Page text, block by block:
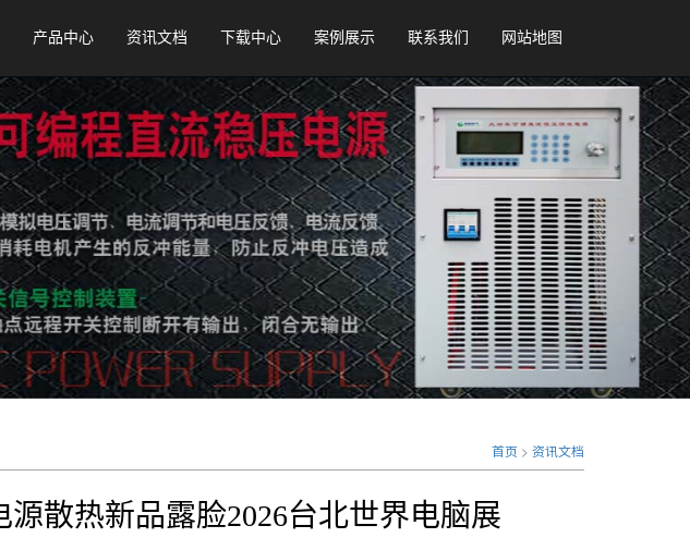
产品中心 资讯文档 下载中心 案例展示 联系我们 网站地图
首页 > 资讯文档
散热新品露脸2026台北世界电脑展